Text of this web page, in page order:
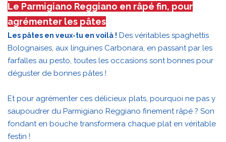
Le Parmigiano Reggiano en râpé fin, pour
agrémenter les pâtes
Les pâtes en veux-tu en voilà ! Des véritables spaghettis
Bolognaises, aux linguines Carbonara, en passant par les
farfalles au pesto, toutes les occasions sont bonnes pour
déguster de bonnes pâtes !
Et pour agrémenter ces délicieux plats, pourquoi ne pas y
saupoudrer du Parmigiano Reggiano finement râpé ? Son
fondant en bouche transformera chaque plat en véritable
festin !